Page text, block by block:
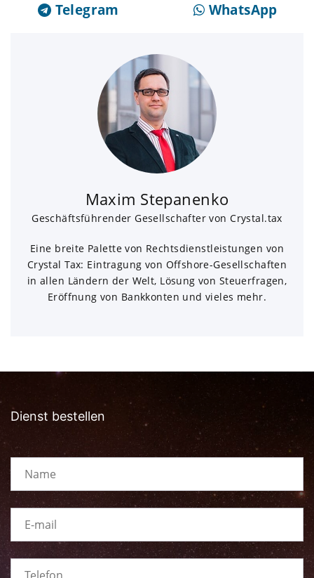
Telegram WhatsApp
Maxim Stepanenko
Geschäftsführender Gesellschafter von Crystal.tax
Eine breite Palette von Rechtsdienstleistungen von
Crystal Tax: Eintragung von Offshore-Gesellschaften
in allen Ländern der Welt, Lösung von Steuerfragen,
Eröffnung von Bankkonten und vieles mehr.
Dienst bestellen